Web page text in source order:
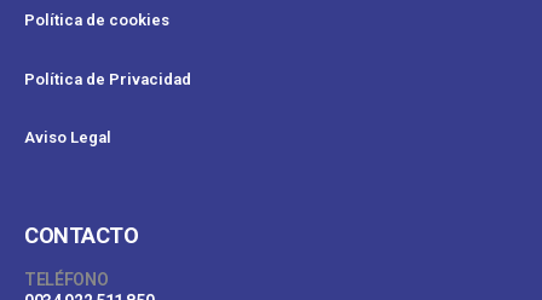
Política de cookies
Política de Privacidad
Aviso Legal
CONTACTO
TELÉFONO